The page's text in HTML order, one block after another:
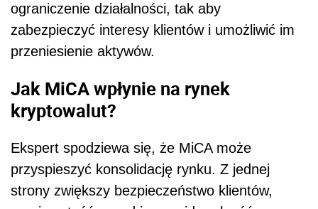
ograniczenie działalności, tak aby
zabezpieczyć interesy klientów i umożliwić im
przeniesienie aktywów.
Jak MiCA wpłynie na rynek
kryptowalut?
Ekspert spodziewa się, że MiCA może
przyspieszyć konsolidację rynku. Z jednej
strony zwiększy bezpieczeństwo klientów,